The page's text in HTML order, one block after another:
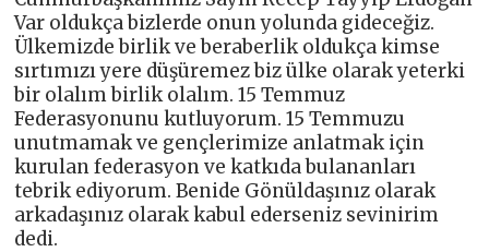
Var oldukça bizlerde onun yolunda gideceğiz.
Ülkemizde birlik ve beraberlik oldukça kimse
sırtımızı yere düşüremez biz ülke olarak yeterki
bir olalım birlik olalım. 15 Temmuz
Federasyonunu kutluyorum. 15 Temmuzu
unutmamak ve gençlerimize anlatmak için
kurulan federasyon ve katkıda bulananları
tebrik ediyorum. Benide Gönüldaşınız olarak
arkadaşınız olarak kabul ederseniz sevinirim
dedi.